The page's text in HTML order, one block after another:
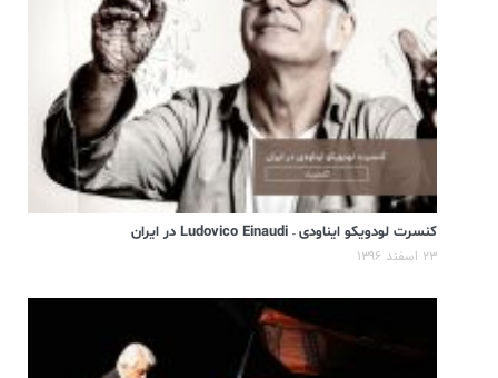
کنسرت لودویکو ایناودی – Ludovico Einaudi در ایران
۲۳ اسفند ۱۳۹۶